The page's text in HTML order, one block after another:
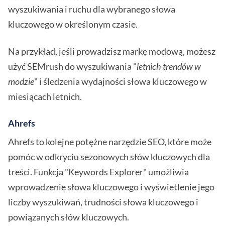
wyszukiwania i ruchu dla wybranego słowa
kluczowego w określonym czasie.
Na przykład, jeśli prowadzisz markę modową, możesz
użyć SEMrush do wyszukiwania "letnich trendów w
modzie" i śledzenia wydajności słowa kluczowego w
miesiącach letnich.
Ahrefs
Ahrefs to kolejne potężne narzędzie SEO, które może
pomóc w odkryciu sezonowych słów kluczowych dla
treści. Funkcja "Keywords Explorer" umożliwia
wprowadzenie słowa kluczowego i wyświetlenie jego
liczby wyszukiwań, trudności słowa kluczowego i
powiązanych słów kluczowych.